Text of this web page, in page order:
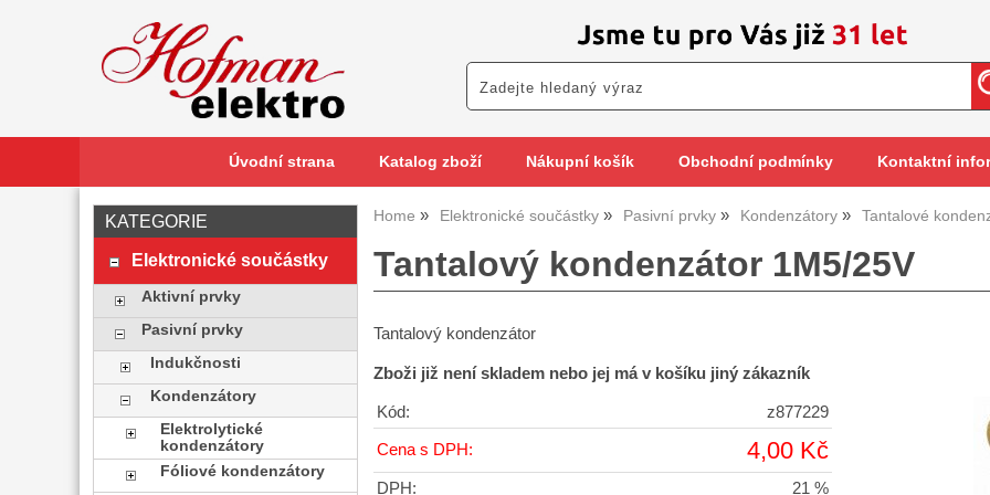
Úvodní strana Katalog zboží Nákupní košík Obchodní podmínky Kontaktní
Home Elektronické součástky Pasivní prvky Kondenzátory Tantalové
Tantalový kondenzátor 1M5/25V
Tantalový kondenzátor
Zboži již není skladem nebo jej má v košíku jiný zákazník
Kód: z877229
Cena s DPH: 4,00 Kč
DPH: 21 %
KATEGORIE
Elektronické součástky
Aktivní prvky
Pasivní prvky
Indukčnosti
Kondenzátory
Elektrolytické
kondenzátory
Fóliové kondenzátory